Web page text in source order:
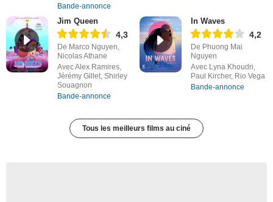
Bande-annonce
Jim Queen
4,3
De Marco Nguyen,
Nicolas Athane
Avec Alex Ramires,
Jérémy Gillet, Shirley
Souagnon
Bande-annonce
In Waves
4,2
De Phuong Mai
Nguyen
Avec Lyna Khoudri,
Paul Kircher, Rio Vega
Bande-annonce
Tous les meilleurs films au ciné